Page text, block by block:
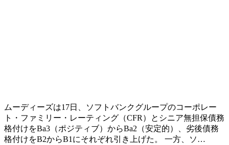
ムーディーズは17日、ソフトバンクグループのコーポレー
ト・ファミリー・レーティング（CFR）とシニア無担保債務
格付けをBa3（ポジティブ）からBa2（安定的）、劣後債務
格付けをB2からB1にそれぞれ引き上げた。 一方、ソ…